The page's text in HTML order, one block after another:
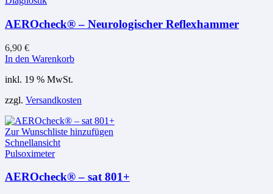
AEROcheck® – Neurologischer Reflexhammer
6,90 €
In den Warenkorb
inkl. 19 % MwSt.
zzgl. Versandkosten
Zur Wunschliste hinzufügen
Schnellansicht
Pulsoximeter
AEROcheck® – sat 801+